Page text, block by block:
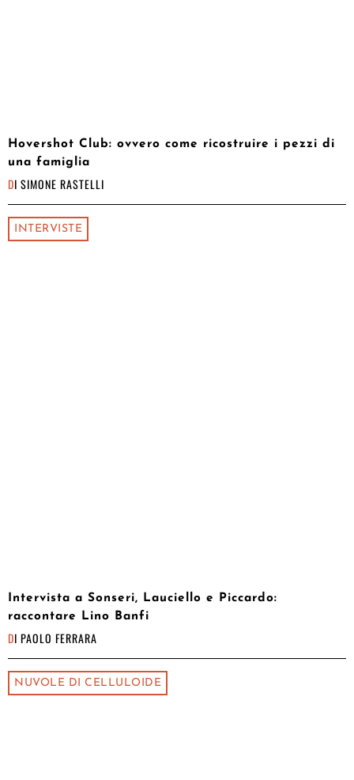
Hovershot Club: ovvero come ricostruire i pezzi di
una famiglia
DI SIMONE RASTELLI
INTERVISTE
Intervista a Sonseri, Lauciello e Piccardo:
raccontare Lino Banfi
DI PAOLO FERRARA
NUVOLE DI CELLULOIDE